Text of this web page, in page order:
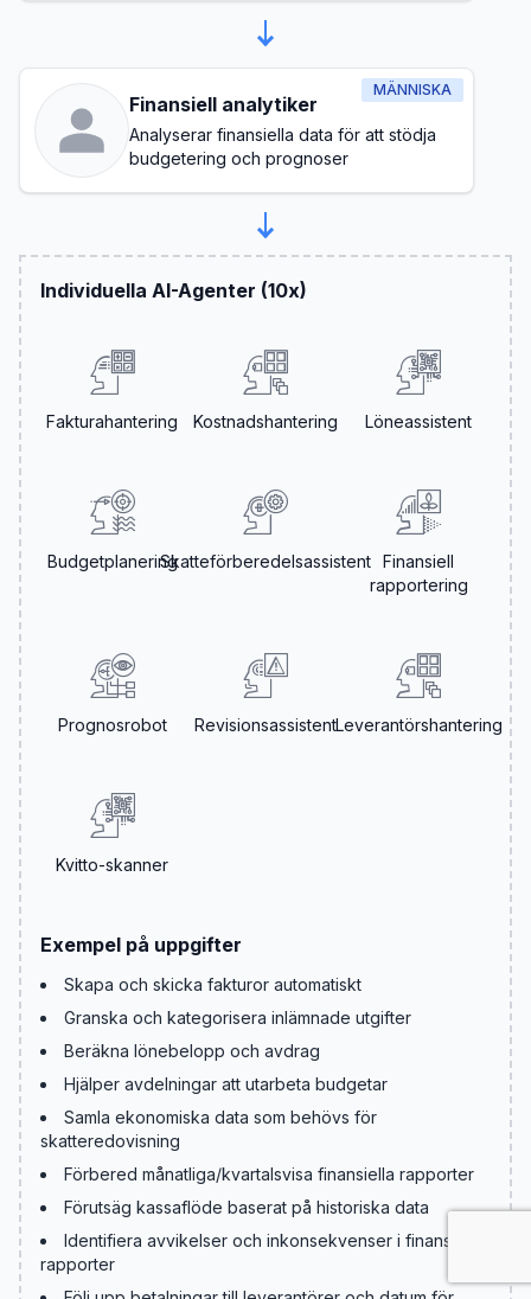
MÄNNISKA
Finansiell analytiker
Analyserar finansiella data för att stödja
budgetering och prognoser
Individuella AI-Agenter (10x)
Fakturahantering Kostnadshantering Löneassistent
BudgetplaneringSkatteförberedelsassistent
Finansiell
rapportering
Prognosrobot RevisionsassistentLeverantörshantering
Kvitto-skanner
Exempel på uppgifter
Skapa och skicka fakturor automatiskt
Granska och kategorisera inlämnade utgifter
Beräkna lönebelopp och avdrag
Hjälper avdelningar att utarbeta budgetar
Samla ekonomiska data som behövs för
skatteredovisning
Förbered månatliga/kvartalsvisa finansiella rapporter
Förutsäg kassaflöde baserat på historiska data
Identifiera avvikelser och inkonsekvenser i finansiella
rapporter